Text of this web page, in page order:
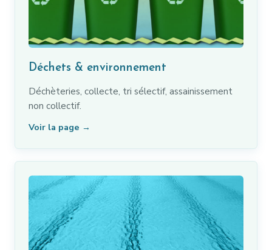
Déchets & environnement
Déchèteries, collecte, tri sélectif, assainissement
non collectif.
Voir la page →